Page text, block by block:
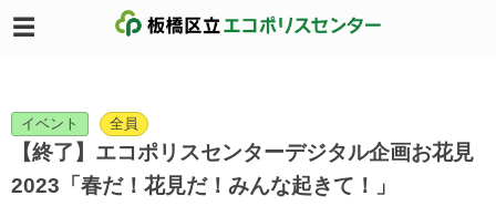
イベント 全員
【終了】エコポリスセンターデジタル企画お花見
2023「春だ！花見だ！みんな起きて！」